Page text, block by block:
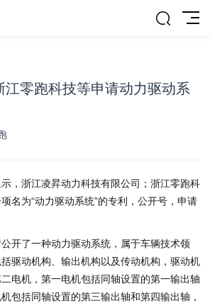
江零跑科技等申请动力驱动系
，浙江凌昇动力科技有限公司；浙江零跑科
名为“动力驱动系统”的专利，公开号，申请
开了一种动力驱动系统，属于车辆技术领
驱动机构、输出机构以及传动机构，驱动机
电机，第一电机包括同轴设置的第一输出轴
包括同轴设置的第三输出轴和第四输出轴，